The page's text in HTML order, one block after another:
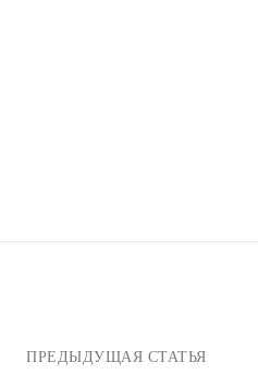
ПРЕДЫДУЩАЯ СТАТЬЯ